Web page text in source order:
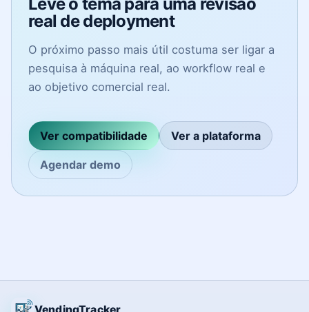
real de deployment
O próximo passo mais útil costuma ser ligar a
pesquisa à máquina real, ao workflow real e
ao objetivo comercial real.
Ver compatibilidade Ver a plataforma
Agendar demo